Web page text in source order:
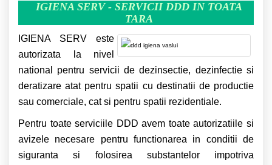
IGIENA SERV - SERVICII DDD IN TOATA
TARA
IGIENA SERV este
autorizata la nivel
national pentru servicii de dezinsectie, dezinfectie si
deratizare atat pentru spatii cu destinatii de productie
sau comerciale, cat si pentru spatii rezidentiale.
Pentru toate serviciile DDD avem toate autorizatiile si
avizele necesare pentru functionarea in conditii de
siguranta si folosirea substantelor impotriva